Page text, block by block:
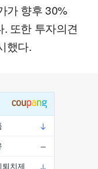
가 향후 30%
또한 투자의견
했다.